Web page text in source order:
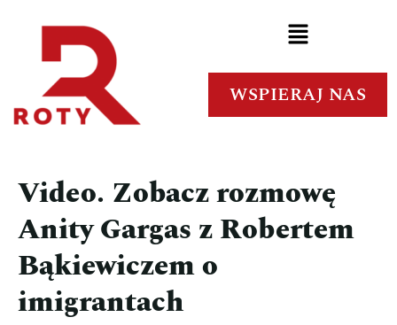
WSPIERAJ NAS
Video. Zobacz rozmowę
Anity Gargas z Robertem
Bąkiewiczem o
imigrantach